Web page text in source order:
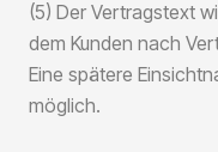
(5) Der Vertragstext
dem Kunden nach
Eine spätere
möglich.